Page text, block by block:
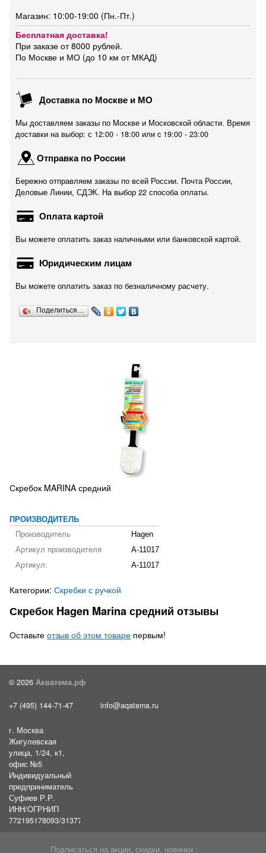
Магазин: 10:00-19:00 (Пн.-Пт.)
Бесплатная доставка!
При заказе от 8000 рублей.
По Москве и МО (до 10 км от МКАД)
Доставка по Москве и МО
Мы доставляем заказы по Москве и Московской области. Время
доставки на выбор: с 12:00 - 18:00 или c 19:00 - 23:00
Отправка по России
Бережно отправляем заказы по всей России. Почта России,
Деловые Линии, СДЭК. На выбор 22 способа оплаты.
Оплата картой
Вы можете оплатить заказ наличными или банковской картой.
Юридическим лицам
Вы можете оплатить заказ по безналичному расчету.
Поделиться…
Скребок MARINA средний
ПРОИЗВОДИТЕЛЬ
Производитель
Hagen
Артикул производителя
A-11017
Артикул:
A-11017
Категории: Скребки с ручкой
Скребок Hagen Marina средний отзывы
Оставьте отзыв об этом товаре первым!
© 2026 Акватема.рф
+7 (495) 144-71-47 info@aqatema.ru
г. Москва
Жигулевская
улица, 1/24, к1,
офис №5
Индивидуальный
предприниматель
Суфиев Р.Р.
ИНН/ОГРНИП
772195178093/31377461610054
Подписаться на акции, скидки, новинки :